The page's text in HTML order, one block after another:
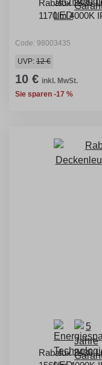
Rabalux 3435
1170lm 4000K
Code: 98003435
UVP: 12 €
10 € inkl. MwSt.
Sie sparen -17 %
Rabalux 3436